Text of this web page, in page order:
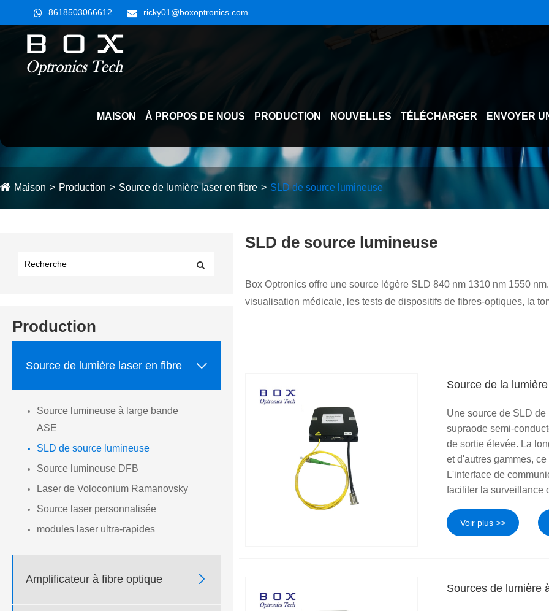
8618503066612 ricky01@boxoptronics.com
MAISON À PROPOS DE NOUS PRODUCTION NOUVELLES TÉLÉCHARGER ENVOYER
Maison Production Source de lumière laser en fibre SLD de source lumineuse
Production
Source de lumière laser en fibre 
Source lumineuse à large bande
ASE
SLD de source lumineuse
Source lumineuse DFB
Laser de Voloconium Ramanovsky
Source laser personnalisée
modules laser ultra-rapides
Amplificateur à fibre optique 
SLD de source lumineuse
Box Optronics offre une source légère SLD 840 nm 1310 nm 1550
visualisation médicale, les tests de dispositifs de fibres-optiques, la
Source de la
Une source de SLD
supraode semi-
de sortie élevée. La
et d'autres gammes,
L'interface de
faciliter la surveillance
Voir plus >>
Sources de lumière